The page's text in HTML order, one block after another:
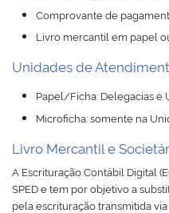
Comprovante de
Livro mercantil em papel
Unidades de
Papel/Ficha: Delegacias e
Microficha: somente na
Livro Mercantil e
A Escrituração Contábil Digital
SPED e tem por objetivo a
pela escrituração transmitida